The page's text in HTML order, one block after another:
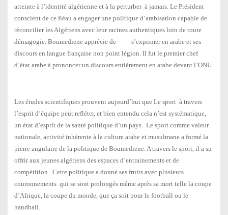
atteinte à l’identité algérienne et à la perturber à jamais. Le Président
conscient de ce fléau a engager une politique d’arabisation capable de
réconcilier les Algériens avec leur racines authentiques loin de toute
démagogie. Boumediene apprécie de s’exprimer en arabe et ses
discours en langue française non point légion. Il fut le premier chef
d’état arabe à prononcer un discours entièrement en arabe devant l’ONU.
Les études scientifiques prouvent aujourd’hui que Le sport à travers
l’esprit d’équipe peut refléter, et bien entendu cela n’est systématique,
un état d’esprit de la santé politique d’un pays. Le sport comme valeur
nationale, activité inhérente à la culture arabe et musulmane a formé la
pierre angulaire de la politique de Boumediene. A travers le sport, il a su
offrir aux jeunes algériens des espaces d’entrainements et de
compétition. Cette politique a donné ses fruits avec plusieurs
couronnements qui se sont prolongés même après sa mort telle la coupe
d’Afrique, la coupe du monde, que ça soit pour le football ou le
handball.